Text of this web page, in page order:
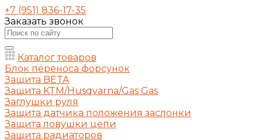
+7 (951) 836-17-35
Заказать звонок
Каталог товаров
Блок переноса форсунок
Защита BETA
Защита KTM/Husqvarna/Gas Gas
Заглушки руля
Защита датчика положения заслонки
Защита ловушки цепи
Защита радиаторов